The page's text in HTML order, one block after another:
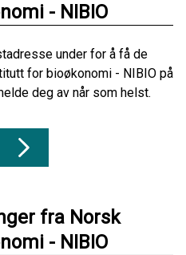
- NIBIO
under for å få de
for bioøkonomi - NIBIO på
deg av når som helst.
fra Norsk
- NIBIO